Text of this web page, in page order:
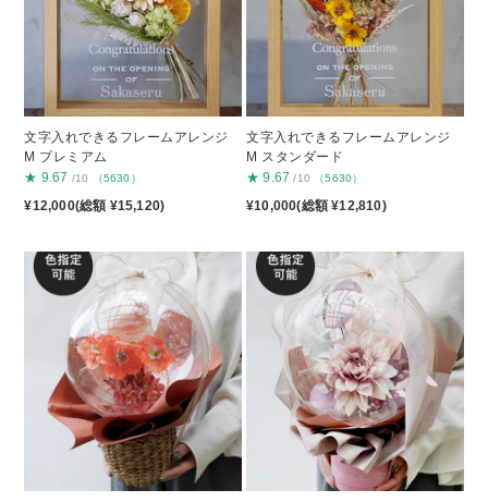
文字入れできるフレームアレンジ
M プレミアム
★ 9.67 /10 （5630）
¥12,000(総額 ¥15,120)
文字入れできるフレームアレンジ
M スタンダード
★ 9.67 /10 （5630）
¥10,000(総額 ¥12,810)